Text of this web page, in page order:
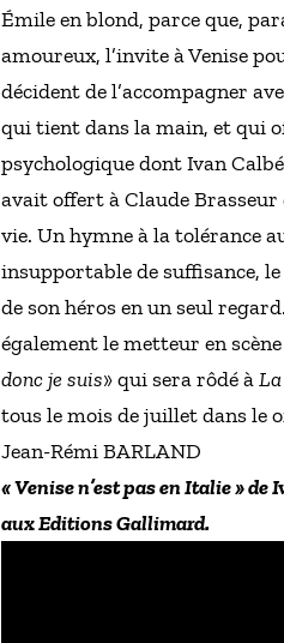
Émile en blond, parce que,
amoureux, l’invite à Venise
décident de l’accompagner
qui tient dans la main, et qui
psychologique dont Ivan
avait offert à Claude
vie. Un hymne à la tolérance
insupportable de suffisance,
de son héros en un seul
également le metteur en
donc je suis» qui sera rôdé à
tous le mois de juillet dans le
Jean-Rémi BARLAND
« Venise n’est pas en Italie »
aux Editions Gallimard.